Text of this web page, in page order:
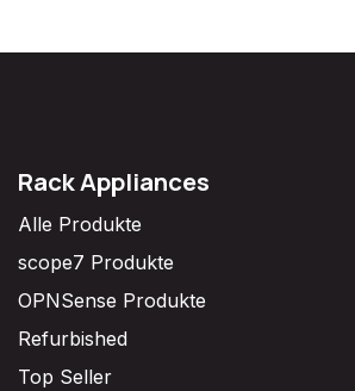
Rack Appliances
Alle Produkte
scope7 Produkte
OPNSense Produkte
Refurbished
Top Seller